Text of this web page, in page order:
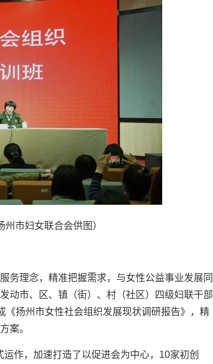
市妇女联合会供图）
务理念，精准把握需求，与女性公益事业发展同
动市、区、镇（街）、村（社区）四级妇联干部
《扬州市女性社会组织发展现状调研报告》，精
案。
作，加速打造了以促进会为中心，10家初创